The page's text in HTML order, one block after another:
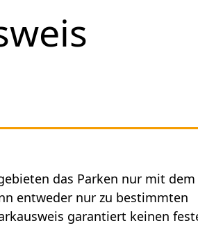
das Parken nur mit dem
entweder nur zu bestimmten
garantiert keinen